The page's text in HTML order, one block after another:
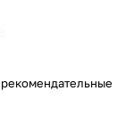
рекомендательные